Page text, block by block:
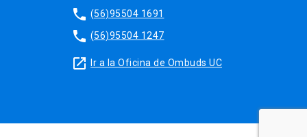
phone (56)95504 1691
phone (56)95504 1247
launch Ir a la Oficina de Ombuds UC